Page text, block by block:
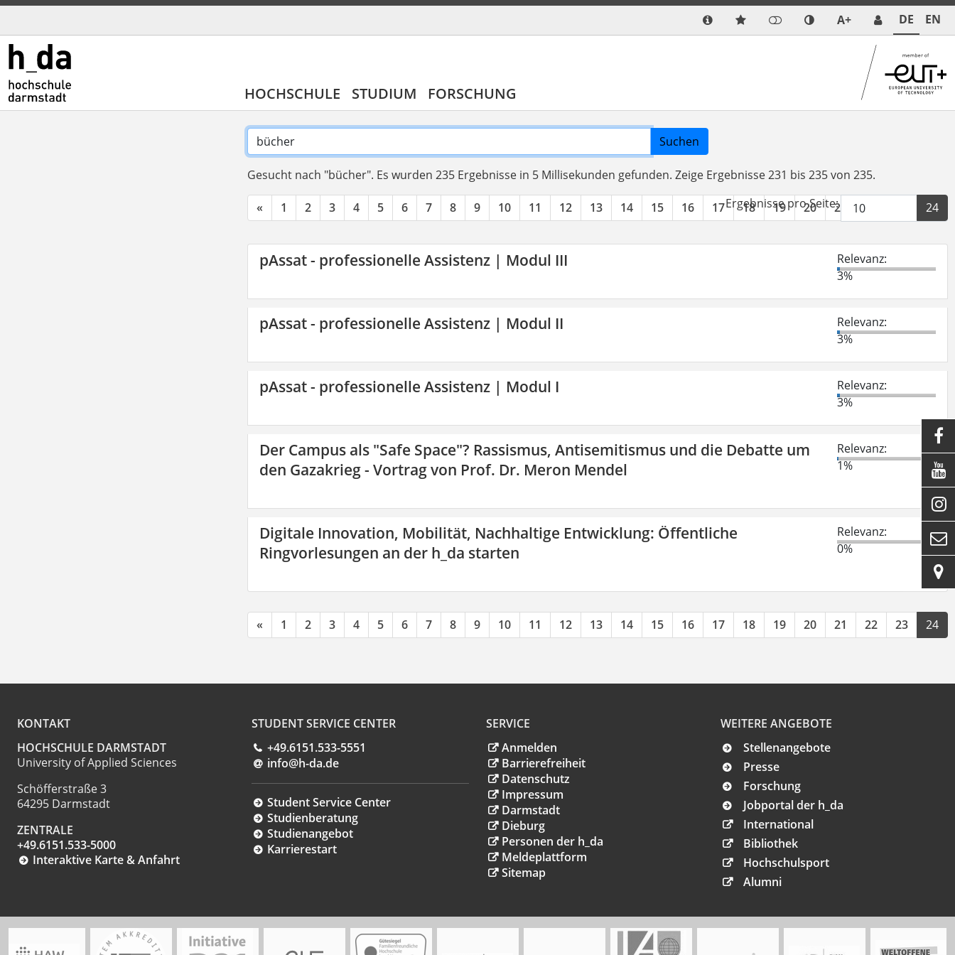
A+ DE EN
HOCHSCHULE STUDIUM FORSCHUNG
Suchen
Gesucht nach "bücher". Es wurden 235 Ergebnisse in 5 Millisekunden gefunden. Zeige Ergebnisse 231 bis 235 von 235.
« 1 2 3 4 5 6 7 8 9 10 11 12 13 14 15 16 17 18 19 20 21 22 24
Ergebnisse pro Seite:
pAssat - professionelle Assistenz | Modul III
Relevanz:
3%
pAssat - professionelle Assistenz | Modul II
Relevanz:
3%
pAssat - professionelle Assistenz | Modul I
Relevanz:
3%
Der Campus als "Safe Space"? Rassismus, Antisemitismus und die Debatte um
den Gazakrieg - Vortrag von Prof. Dr. Meron Mendel
Relevanz:
1%
Digitale Innovation, Mobilität, Nachhaltige Entwicklung: Öffentliche
Ringvorlesungen an der h_da starten
Relevanz:
0%
« 1 2 3 4 5 6 7 8 9 10 11 12 13 14 15 16 17 18 19 20 21 22 23 24
KONTAKT
HOCHSCHULE DARMSTADT
University of Applied Sciences
Schöfferstraße 3
64295 Darmstadt
ZENTRALE
+49.6151.533-5000
Interaktive Karte & Anfahrt
STUDENT SERVICE CENTER
+49.6151.533-5551
info@h-da.de
Student Service Center
Studienberatung
Studienangebot
Karrierestart
SERVICE
Anmelden
Barrierefreiheit
Datenschutz
Impressum
Darmstadt
Dieburg
Personen der h_da
Meldeplattform
Sitemap
WEITERE ANGEBOTE
Stellenangebote
Presse
Forschung
Jobportal der h_da
International
Bibliothek
Hochschulsport
Alumni




